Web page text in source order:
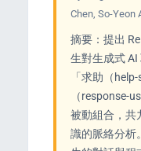
Chen, So-Yeon
摘要：提出
生對生成式
「求助（
（response-
被動組合，共
識的脈絡分析